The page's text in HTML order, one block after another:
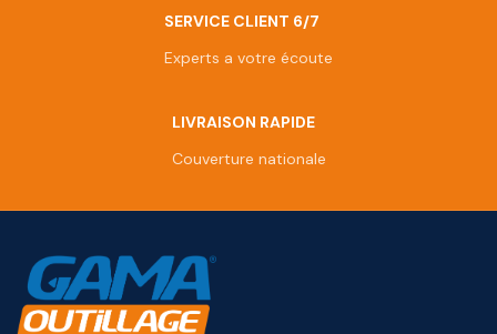
SERVICE CLIENT 6/7
Experts a votre écoute
LIVRAISON RAPIDE
Couverture nationale